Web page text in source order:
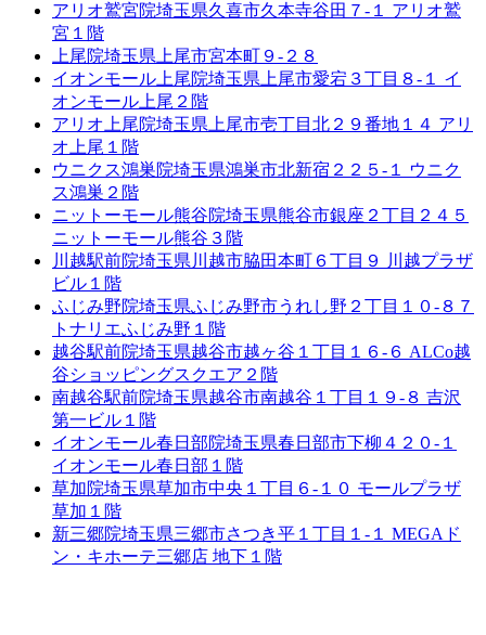
アリオ鷲宮院埼玉県久喜市久本寺谷田７-１ アリオ鷲
宮１階
上尾院埼玉県上尾市宮本町９-２８
イオンモール上尾院埼玉県上尾市愛宕３丁目８-１ イ
オンモール上尾２階
アリオ上尾院埼玉県上尾市壱丁目北２９番地１４ アリ
オ上尾１階
ウニクス鴻巣院埼玉県鴻巣市北新宿２２５-１ ウニク
ス鴻巣２階
ニットーモール熊谷院埼玉県熊谷市銀座２丁目２４５
ニットーモール熊谷３階
川越駅前院埼玉県川越市脇田本町６丁目９ 川越プラザ
ビル１階
ふじみ野院埼玉県ふじみ野市うれし野２丁目１０-８７
トナリエふじみ野１階
越谷駅前院埼玉県越谷市越ヶ谷１丁目１６-６ ALCo越
谷ショッピングスクエア２階
南越谷駅前院埼玉県越谷市南越谷１丁目１９-８ 吉沢
第一ビル１階
イオンモール春日部院埼玉県春日部市下柳４２０-１
イオンモール春日部１階
草加院埼玉県草加市中央１丁目６-１０ モールプラザ
草加１階
新三郷院埼玉県三郷市さつき平１丁目１-１ MEGAド
ン・キホーテ三郷店 地下１階